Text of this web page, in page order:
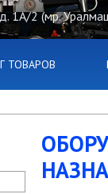
д. 1А/2 (мр.
ТОВАРОВ